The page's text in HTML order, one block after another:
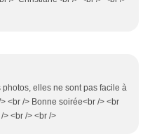
elles ne sont pas facile à
<br /> Bonne soirée<br /> <br
> <br /> <br />